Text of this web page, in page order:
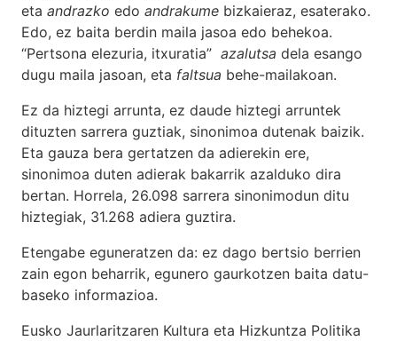
eta andrazko edo andrakume bizkaieraz, esaterako.
Edo, ez baita berdin maila jasoa edo behekoa.
“Pertsona elezuria, itxuratia” azalutsa dela esango
dugu maila jasoan, eta faltsua behe-mailakoan.
Ez da hiztegi arrunta, ez daude hiztegi arruntek
dituzten sarrera guztiak, sinonimoa dutenak baizik.
Eta gauza bera gertatzen da adierekin ere,
sinonimoa duten adierak bakarrik azalduko dira
bertan. Horrela, 26.098 sarrera sinonimodun ditu
hiztegiak, 31.268 adiera guztira.
Etengabe eguneratzen da: ez dago bertsio berrien
zain egon beharrik, egunero gaurkotzen baita datu-
baseko informazioa.
Eusko Jaurlaritzaren Kultura eta Hizkuntza Politika